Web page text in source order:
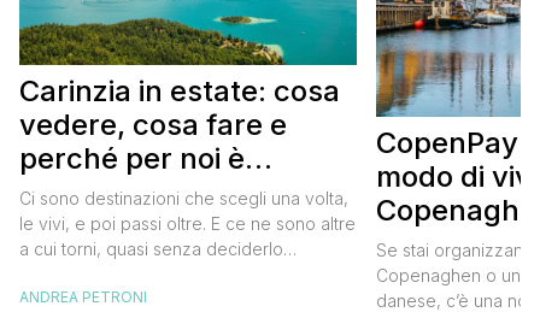
Carinzia in estate: cosa
vedere, cosa fare e
perché per noi è
diventata una
destinazione del cuore
Ci sono destinazioni che scegli una volta,
le vivi, e poi passi oltre. E ce ne sono altre
a cui torni, quasi senza deciderlo
richiamarti indietro più che il contrario. Per
ANDREA PETRONI
CopenPay:
modo di
meglio e
meno
Se stai
Copenaghen o un
danese, c’è una